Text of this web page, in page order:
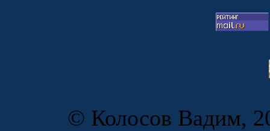
© Колосов Вадим,